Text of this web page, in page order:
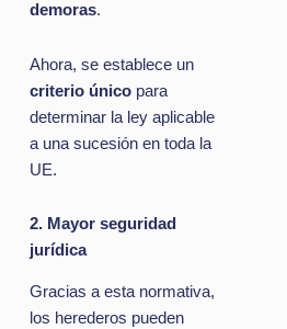
demoras.
Ahora, se establece un
criterio únicopara
determinar la ley aplicable
a una sucesión en toda la
UE.
2. Mayor seguridad
jurídica
Gracias a esta normativa,
los herederos pueden